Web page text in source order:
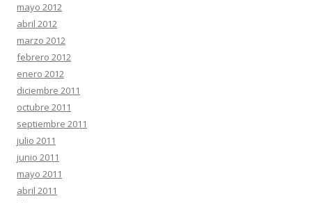
mayo 2012
abril 2012
marzo 2012
febrero 2012
enero 2012
diciembre 2011
octubre 2011
septiembre 2011
julio 2011
junio 2011
mayo 2011
abril 2011